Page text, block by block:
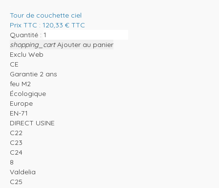
Tour de couchette ciel
Prix TTC : 120,33 € TTC
Quantité :
shopping_cart Ajouter au panier
Exclu Web
CE
Garantie 2 ans
feu M2
Écologique
Europe
EN-71
DIRECT USINE
C22
C23
C24
8
Valdelia
C25